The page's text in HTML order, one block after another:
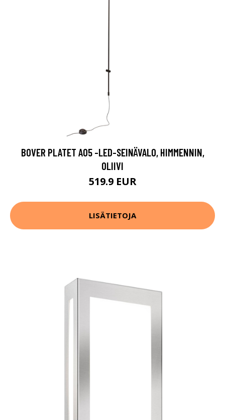
BOVER PLATET A05 -LED-SEINÄVALO, HIMMENNIN,
OLIIVI
519.9 EUR
LISÄTIETOJA